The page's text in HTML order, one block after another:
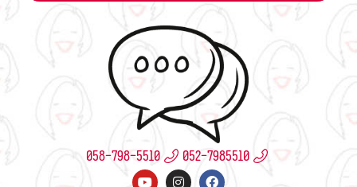
‏052-7985510
058-798-5510